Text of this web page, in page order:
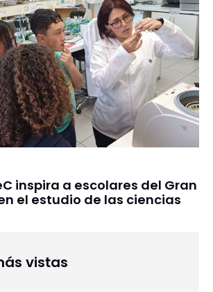
inspira a escolares del Gran
el estudio de las ciencias
vistas